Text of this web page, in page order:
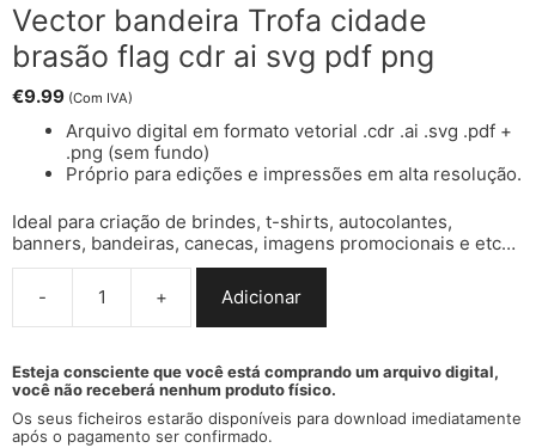
Vector bandeira Trofa cidade
brasão flag cdr ai svg pdf png
€9.99 (Com IVA)
Arquivo digital em formato vetorial .cdr .ai .svg .pdf +
.png (sem fundo)
Próprio para edições e impressões em alta resolução.
Ideal para criação de brindes, t-shirts, autocolantes,
banners, bandeiras, canecas, imagens promocionais e etc…
-
Quantidade
de
bandeira
Trofa
cidade
brasão
+ Adicionar
Esteja consciente que você está comprando um arquivo digital,
você não receberá nenhum produto físico.
Os seus ficheiros estarão disponíveis para download imediatamente
após o pagamento ser confirmado.